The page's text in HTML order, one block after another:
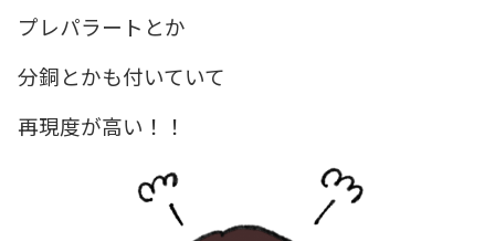
プレパラートとか
分銅とかも付いていて
再現度が高い！！